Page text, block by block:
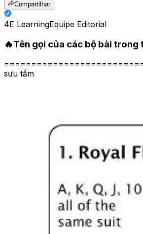
Compartilhar
4E LearningEquipe Editorial
🔥Tên gọi của các bộ bài trong
sưu tầm